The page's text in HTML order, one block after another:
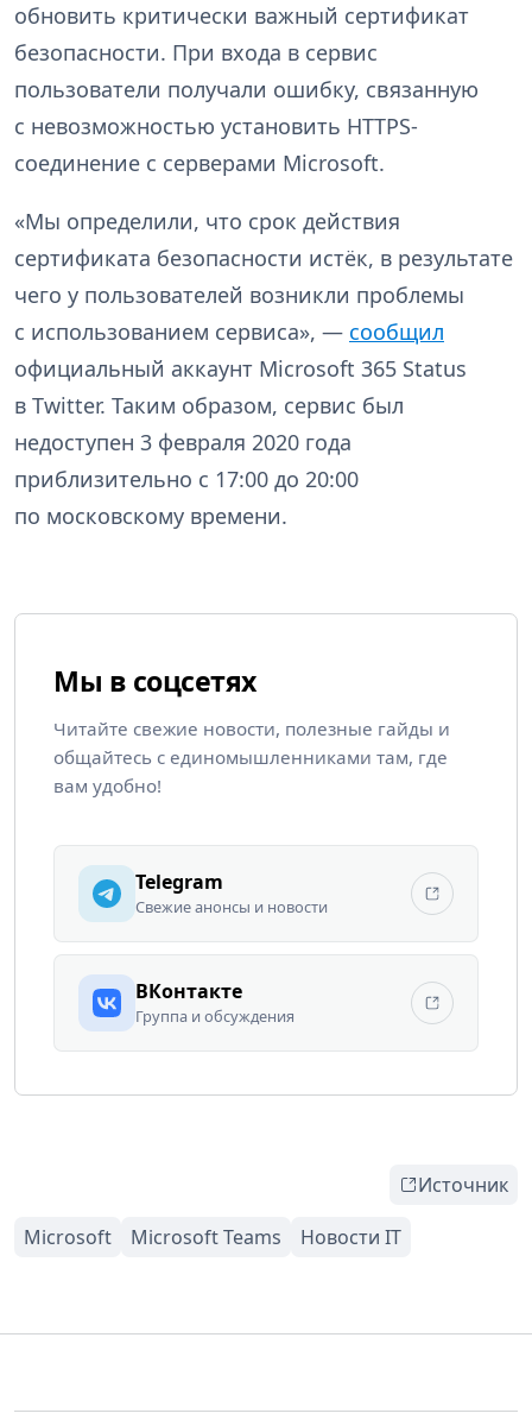
обновить критически важный сертификат
безопасности. При входа в сервис
пользователи получали ошибку, связанную
с невозможностью установить HTTPS-
соединение с серверами Microsoft.
«Мы определили, что срок действия
сертификата безопасности истёк, в результате
чего у пользователей возникли проблемы
с использованием сервиса», — сообщил
официальный аккаунт Microsoft 365 Status
в Twitter. Таким образом, сервис был
недоступен 3 февраля 2020 года
приблизительно с 17:00 до 20:00
по московскому времени.
Мы в соцсетях
Читайте свежие новости, полезные гайды и
общайтесь с единомышленниками там, где
вам удобно!
Telegram
Свежие анонсы и новости
ВКонтакте
Группа и обсуждения
Источник